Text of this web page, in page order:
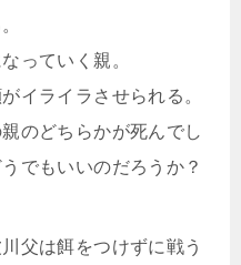
っていく親。
イライラさせられる。
のどちらかが死んでし
でもいいのだろうか？
父は餌をつけずに戦う